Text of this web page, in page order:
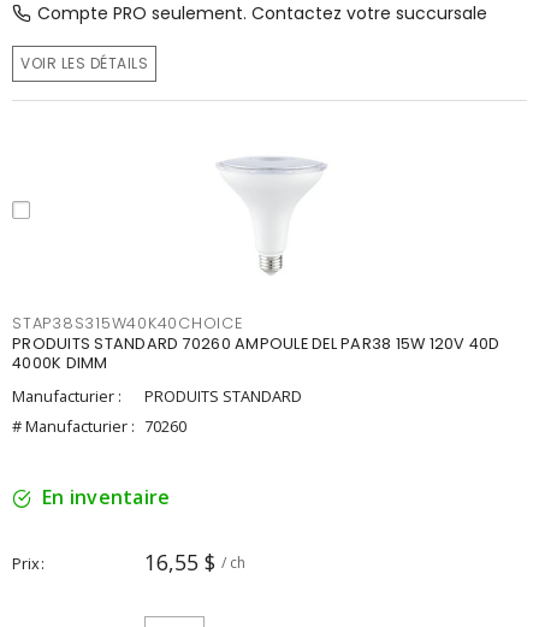
Compte PRO seulement. Contactez votre succursale
VOIR LES DÉTAILS
STAP38S315W40K40CHOICE
PRODUITS STANDARD 70260 AMPOULE DEL PAR38 15W 120V 40D
4000K DIMM
Manufacturier :
PRODUITS STANDARD
# Manufacturier : 70260
En inventaire
Prix 16,55 $ / ch